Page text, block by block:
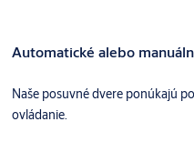
Automatické alebo
Naše posuvné dvere ponúkajú
ovládanie.